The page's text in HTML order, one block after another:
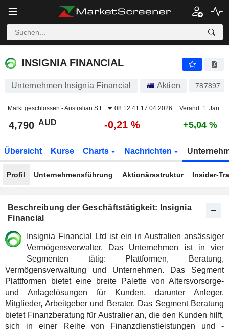
INSIGNIA FINANCIAL
INSIGNIA FINANCIAL
Unternehmen Insignia Financial Aktien 787897
Markt geschlossen -Australian S.E. 08:12:41 17.04.2026 Veränd. 1. Jan.
4,790 AUD -0,21 % +5,04 %
Übersicht Kurse Charts Nachrichten
Profil Unternehmensführung Aktionärsstruktur Insider-
Beschreibung der Geschäftstätigkeit: Insignia
Financial
Insignia Financial Ltd ist ein in Australien ansässiger
Vermögensverwalter. Das Unternehmen ist in vier
Segmenten tätig: Plattformen, Beratung,
Vermögensverwaltung und Unternehmen. Das Segment
Plattformen bietet eine breite Palette von Altersvorsorge-
und Anlagelösungen für Kunden, darunter Anleger,
Mitglieder, Arbeitgeber und Berater. Das Segment Beratung
bietet Finanzberatung für Australier an, die den Kunden hilft,
sich in einer Reihe von Finanzdienstleistungen und -